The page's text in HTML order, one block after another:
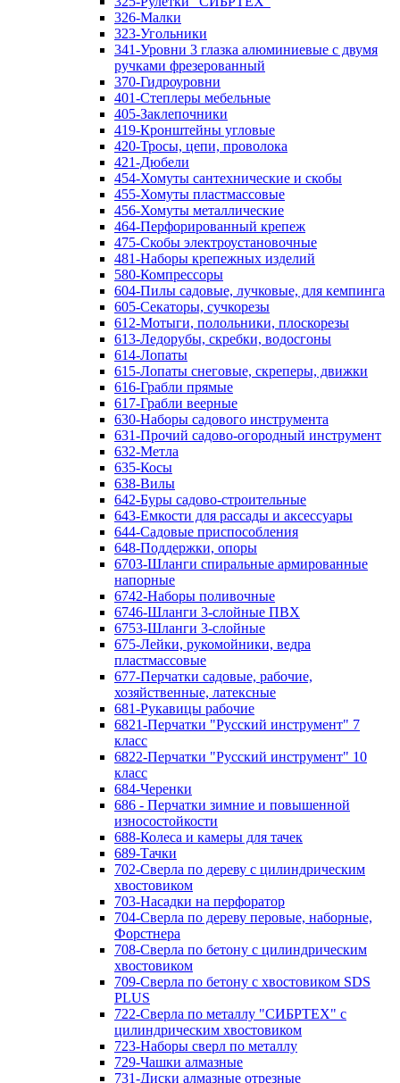
326-Малки
323-Угольники
341-Уровни 3 глазка алюминиевые с двумя
ручками фрезерованный
370-Гидроуровни
401-Степлеры мебельные
405-Заклепочники
419-Кронштейны угловые
420-Тросы, цепи, проволока
421-Дюбели
454-Хомуты сантехнические и скобы
455-Хомуты пластмассовые
456-Хомуты металлические
464-Перфорированный крепеж
475-Скобы электроустановочные
481-Наборы крепежных изделий
580-Компрессоры
604-Пилы садовые, лучковые, для кемпинга
605-Секаторы, сучкорезы
612-Мотыги, полольники, плоскорезы
613-Ледорубы, скребки, водосгоны
614-Лопаты
615-Лопаты снеговые, скреперы, движки
616-Грабли прямые
617-Грабли веерные
630-Наборы садового инструмента
631-Прочий садово-огородный инструмент
632-Метла
635-Косы
638-Вилы
642-Буры садово-строительные
643-Емкости для рассады и аксессуары
644-Садовые приспособления
648-Поддержки, опоры
6703-Шланги спиральные армированные
напорные
6742-Наборы поливочные
6746-Шланги 3-слойные ПВХ
6753-Шланги 3-слойные
675-Лейки, рукомойники, ведра
пластмассовые
677-Перчатки садовые, рабочие,
хозяйственные, латексные
681-Рукавицы рабочие
6821-Перчатки "Русский инструмент" 7
класс
6822-Перчатки "Русский инструмент" 10
класс
684-Черенки
686 - Перчатки зимние и повышенной
износостойкости
688-Колеса и камеры для тачек
689-Тачки
702-Сверла по дереву с цилиндрическим
хвостовиком
703-Насадки на перфоратор
704-Сверла по дереву перовые, наборные,
Форстнера
708-Сверла по бетону с цилиндрическим
хвостовиком
709-Сверла по бетону с хвостовиком SDS
PLUS
722-Сверла по металлу "СИБРТЕХ" с
цилиндрическим хвостовиком
723-Наборы сверл по металлу
729-Чашки алмазные
731-Диски алмазные отрезные